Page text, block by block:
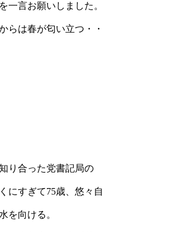
一言お願いしました。
らは春が匂い立つ・・
り合った党書記局の
にすぎて75歳、悠々自
を向ける。